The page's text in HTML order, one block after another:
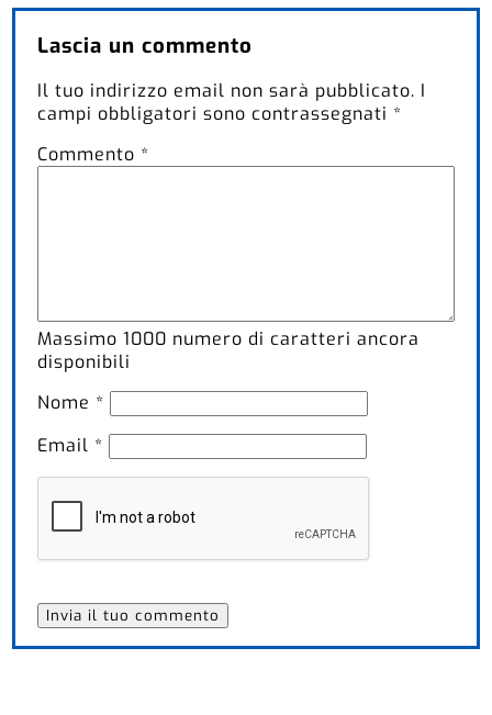
Lascia un commento
Il tuo indirizzo email non sarà pubblicato. I
campi obbligatori sono contrassegnati *
Commento *
Massimo1000 numero di caratteri ancora
disponibili
Nome *
Email *